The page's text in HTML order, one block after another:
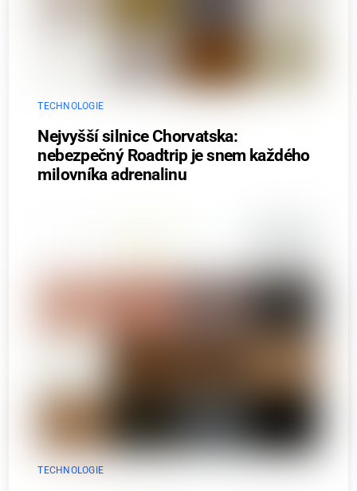
TECHNOLOGIE
Nejvyšší silnice Chorvatska:
nebezpečný Roadtrip je snem každého
milovníka adrenalinu
TECHNOLOGIE